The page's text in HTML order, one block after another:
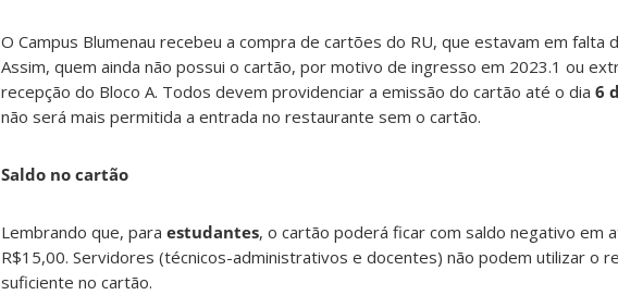
O Campus Blumenau recebeu a compra de cartões do RU, que estavam em falta
Assim, quem ainda não possui o cartão, por motivo de ingresso em 2023.1 ou
recepção do Bloco A. Todos devem providenciar a emissão do cartão até o dia 6
não será mais permitida a entrada no restaurante sem o cartão.
Saldo no cartão
Lembrando que, para estudantes, o cartão poderá ficar com saldo negativo em
R$15,00. Servidores (técnicos-administrativos e docentes) não podem utilizar o
suficiente no cartão.